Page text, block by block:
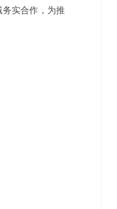
实合作，为推